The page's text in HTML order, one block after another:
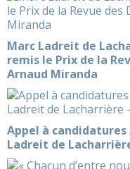
Marc Ladreit de
remis le Prix de la
Arnaud Miranda
Appel à
Ladreit de